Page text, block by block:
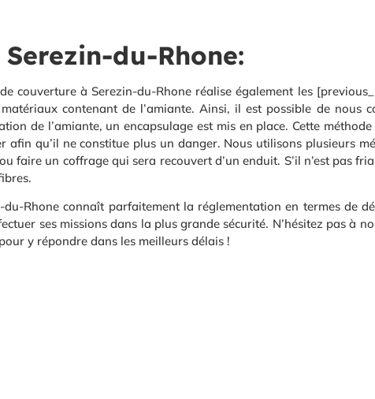
du-Rhone:
couverture à Serezin-du-Rhone réalise également les
contenant de l’amiante. Ainsi, il est possible de nous
de l’amiante, un encapsulage est mis en place. Cette
afin qu’il ne constitue plus un danger. Nous utilisons plusieurs
faire un coffrage qui sera recouvert d’un enduit. S’il n’est pas
Rhone connaît parfaitement la réglementation en termes de
ses missions dans la plus grande sécurité. N’hésitez pas
y répondre dans les meilleurs délais !